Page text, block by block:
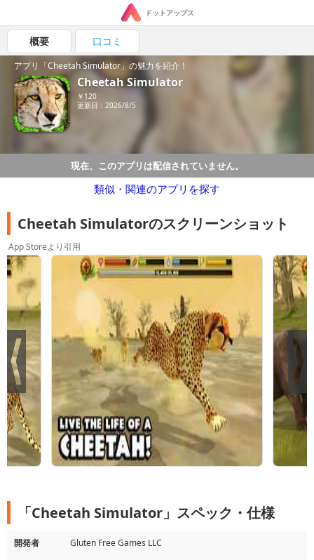
ドットアップス
概要 口コミ
アプリ「Cheetah Simulator」の魅力を紹介！
Cheetah Simulator
￥120
更新日：2026/8/5
現在、このアプリは配信されていません。
類似・関連のアプリを探す
Cheetah Simulatorのスクリーンショット
App Storeより引用
「Cheetah Simulator」スペック・仕様
開発者
Gluten Free Games LLC